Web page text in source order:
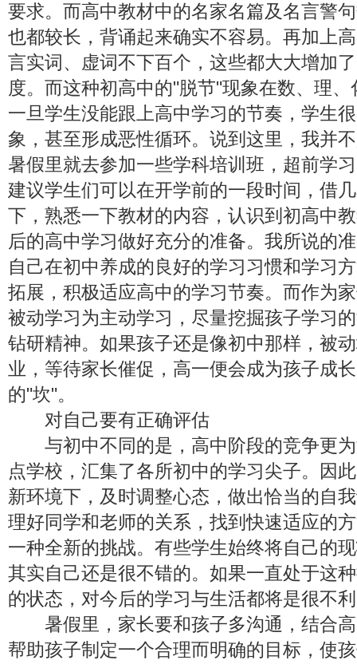
要求。而高中教材中的名家名篇及名言警
也都较长，背诵起来确实不容易。再加上
言实词、虚词不下百个，这些都大大增加
度。而这种初高中的"脱节"现象在数、理
一旦学生没能跟上高中学习的节奏，学生
象，甚至形成恶性循环。说到这里，我并
暑假里就去参加一些学科培训班，超前学
建议学生们可以在开学前的一段时间，借
下，熟悉一下教材的内容，认识到初高中
后的高中学习做好充分的准备。我所说的
自己在初中养成的良好的学习习惯和学习
拓展，积极适应高中的学习节奏。而作为
被动学习为主动学习，尽量挖掘孩子学习
钻研精神。如果孩子还是像初中那样，被
业，等待家长催促，高一便会成为孩子成
的"坎"。
对自己要有正确评估
与初中不同的是，高中阶段的竞争更为
点学校，汇集了各所初中的学习尖子。因
新环境下，及时调整心态，做出恰当的自
理好同学和老师的关系，找到快速适应的
一种全新的挑战。有些学生始终将自己的
其实自己还是很不错的。如果一直处于这
的状态，对今后的学习与生活都将是很不
暑假里，家长要和孩子多沟通，结合高
帮助孩子制定一个合理而明确的目标，使